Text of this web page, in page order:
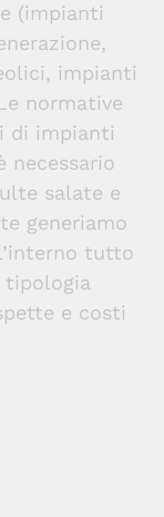
(impianti
impianti
normative
di impianti
necessario
salate e
generiamo
tutto
tipologia
e costi